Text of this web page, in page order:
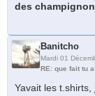
des
Banitcho
Mardi 01
RE: que fait tu
Yavait les